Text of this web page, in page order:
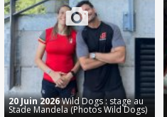
20 Juin 2026Wild Dogs : stage au
Stade Mandela (Photos Wild Dogs)